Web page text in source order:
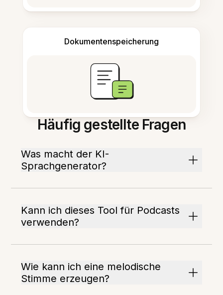
Dokumentenspeicherung
Häufig gestellte Fragen
Was macht der KI-
Sprachgenerator?
Kann ich dieses Tool für Podcasts
verwenden?
Wie kann ich eine melodische
Stimme erzeugen?